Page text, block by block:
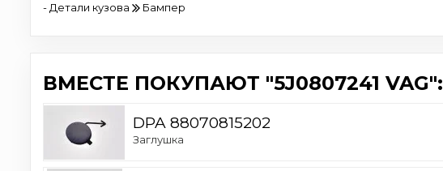
- Детали кузова
Бампер
ВМЕСТЕ ПОКУПАЮТ "5J0807241 VAG":
DPA 88070815202
Заглушка